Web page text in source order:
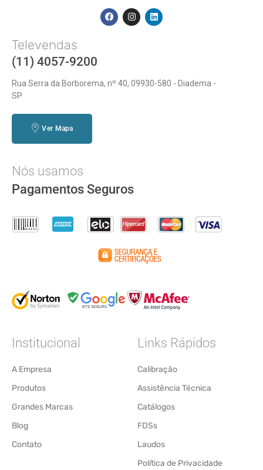
Televendas
(11) 4057-9200
Rua Serra da Borborema, nº 40, 09930-580 - Diadema -
SP
Ver Mapa
Nós usamos
Pagamentos Seguros
Institucional
A Empresa
Produtos
Grandes Marcas
Blog
Contato
Links Rápidos
Calibração
Assistência Técnica
Catálogos
FDSs
Laudos
Política de Privacidade